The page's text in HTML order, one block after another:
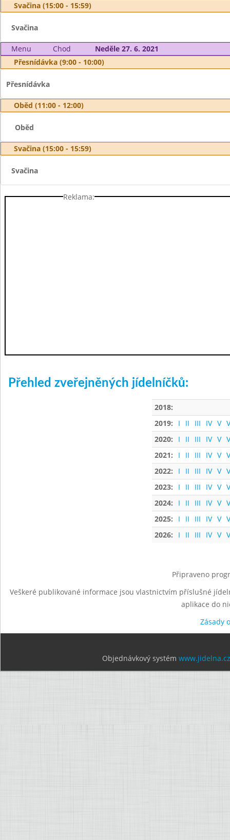
Svačina (15:00 - 15:59)
Svačina
Menu Chod
Neděle 27. 6. 2021
Přesnídávka (9:00 - 10:00)
Přesnídávka
Oběd (11:00 - 12:00)
Oběd
Svačina (15:00 - 15:59)
Svačina
Reklama:
Přehled zveřejněných jídelníčků:
2018:
2019:
I II III IV V
2020:
I II III IV V
2021:
I II III IV V
2022:
I II III IV V
2023:
I II III IV V
2024:
I II III IV V
2025:
I II III IV V
2026:
I II III IV V
Připraveno
Veškeré publikované informace jsou vlastnictvím příslušné
aplikace do
Zásady
Objednávkový systém www.jidelna.cz